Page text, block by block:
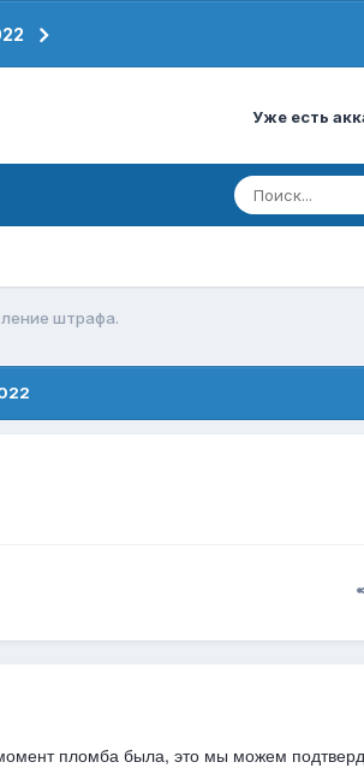
Уже есть
штрафа.
пломба была, это мы можем